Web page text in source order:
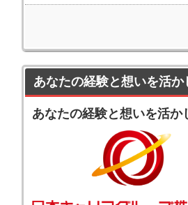
あなたの経験と想いを活
あなたの経験と想いを活か